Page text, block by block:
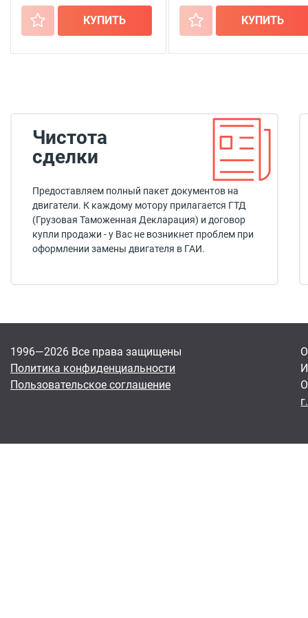
+ КУПИТЬ + КУПИТЬ
Чистота
сделки
Предоставляем полный пакет документов на
двигатели. К каждому мотору прилагается ГТД
(Грузовая Таможенная Декларация) и договор
купли продажи - у Вас не возникнет проблем при
оформлении замены двигателя в ГАИ.
1996—2026 Все права защищены
Политика конфиденциальности
Пользовательское соглашение